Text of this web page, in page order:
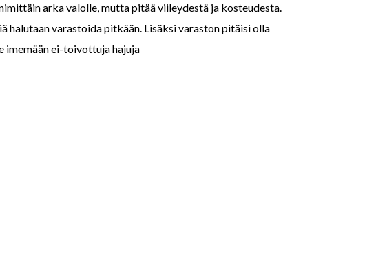
arka valolle, mutta pitää viileydestä ja kosteudesta.
halutaan varastoida pitkään. Lisäksi varaston pitäisi olla
imemään ei-toivottuja hajuja